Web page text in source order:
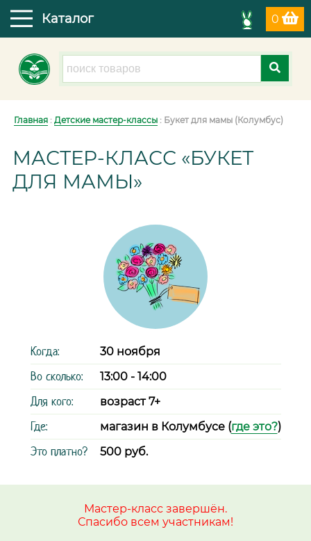
0
Каталог
Главная : Детские мастер-классы : Букет для мамы (Колумбус)
МАСТЕР-КЛАСС «БУКЕТ
ДЛЯ МАМЫ»
Когда: 30 ноября
Во сколько: 13:00 - 14:00
Для кого: возраст 7+
Где: магазин в Колумбусе (где это?)
Это платно? 500 руб.
Мастер-класс завершён.
Спасибо всем участникам!